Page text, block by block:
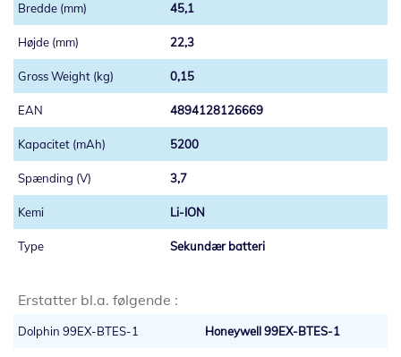
45,1
22,3
0,15
4894128126669
5200
3,7
Li-ION
Sekundær batteri
Erstatter bl.a. følgende :
Dolphin 99EX-BTES-1 Honeywell 99EX-BTES-1